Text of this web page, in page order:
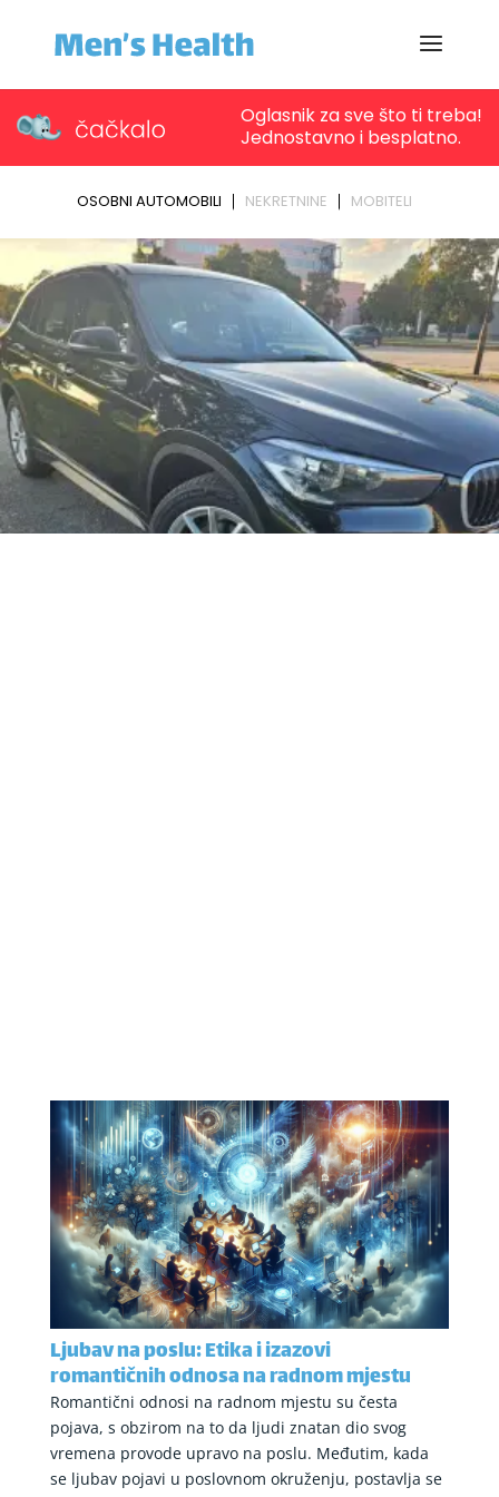
Ljubav na poslu: Etika i izazovi
romantičnih odnosa na radnom mjestu
Romantični odnosi na radnom mjestu su česta
pojava, s obzirom na to da ljudi znatan dio svog
vremena provode upravo na poslu. Međutim, kada
se ljubav pojavi u poslovnom okruženju, postavlja se